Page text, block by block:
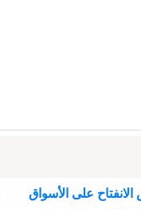
على الأسواق